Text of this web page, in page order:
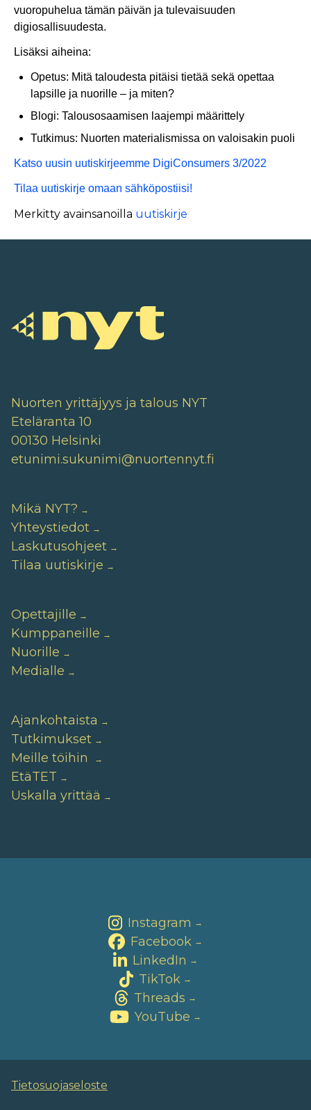
vuoropuhelua tämän päivän ja tulevaisuuden
digiosallisuudesta.
Lisäksi aiheina:
Opetus: Mitä taloudesta pitäisi tietää sekä opettaa
lapsille ja nuorille – ja miten?
Blogi: Talousosaamisen laajempi määrittely
Tutkimus: Nuorten materialismissa on valoisakin puoli
Katso uusin uutiskirjeemme DigiConsumers 3/2022
Tilaa uutiskirje omaan sähköpostiisi!
Merkitty avainsanoilla uutiskirje
Nuorten yrittäjyys ja talous NYT
Eteläranta 10
00130 Helsinki
etunimi.sukunimi@nuortennyt.fi
Mikä NYT?
Yhteystiedot
Laskutusohjeet
Tilaa uutiskirje
Opettajille
Kumppaneille
Nuorille
Medialle
Ajankohtaista
Tutkimukset
Meille töihin
EtäTET
Uskalla yrittää
Instagram →
Facebook →
LinkedIn →
TikTok →
Threads →
YouTube →
Tietosuojaseloste